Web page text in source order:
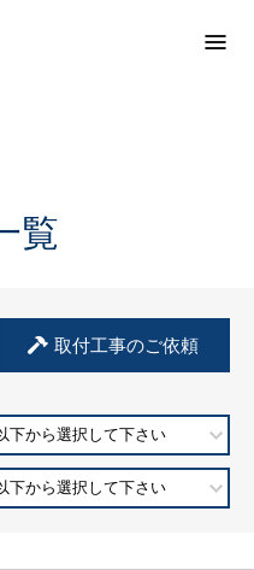
覧
取付工事のご依頼
下から選択して下さい
下から選択して下さい